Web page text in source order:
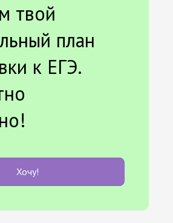
твой
план
к ЕГЭ.
Хочу!